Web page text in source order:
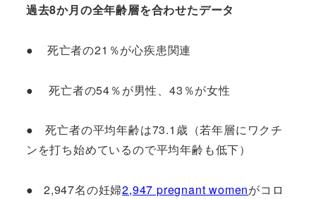
過去8か月の全年齢層を合わせたデータ
● 死亡者の21％が心疾患関連
● 死亡者の54％が男性、43％が女性
● 死亡者の平均年齢は73.1歳（若年層にワクチ
ンを打ち始めているので平均年齢も低下）
● 2,947名の妊婦2,947 pregnant womenがコロ